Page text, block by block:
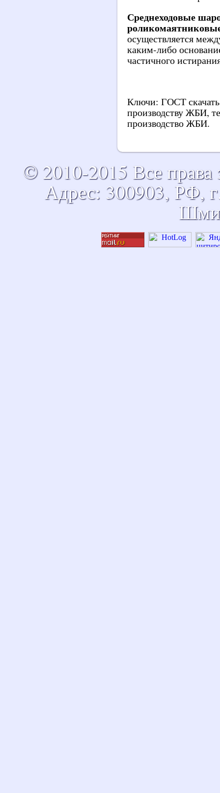
Среднеходовые
осуществляется
каким-либо
частичного
Ключи: ГОСТ скачать
производству ЖБИ,
производство ЖБИ.
© 2010-2015 Все
Адрес: 300903, РФ,